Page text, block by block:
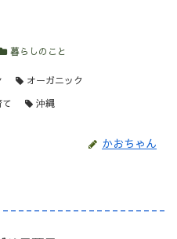
暮らしのこと
オーガニック
沖縄
かおちゃん